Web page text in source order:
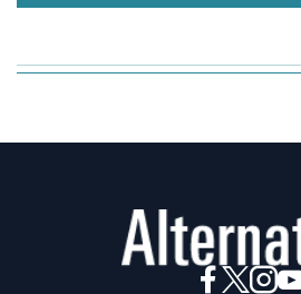
3